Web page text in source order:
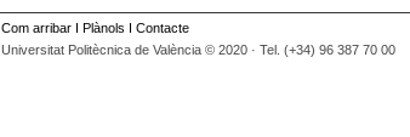
Com arribar I Plànols I Contacte
Universitat Politècnica de València © 2020 · Tel. (+34) 96 387 70 00